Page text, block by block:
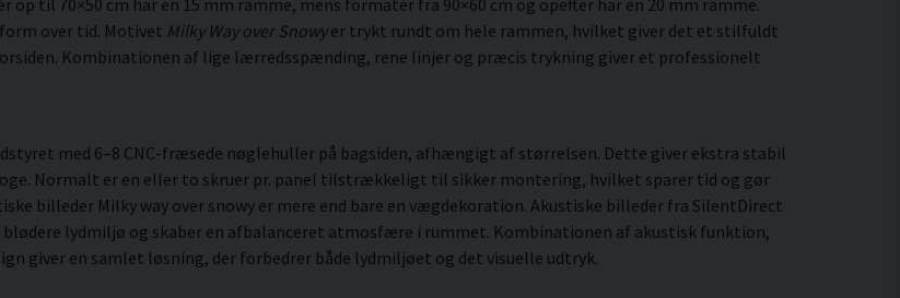
over tid. Motivet Milky Way over Snowyer trykt rundt om hele rammen, hvilket giver det et stilfuldt
Kombinationen af lige lærredsspænding, rene linjer og præcis trykning giver et professionelt
med 6–8 CNC-fræsede nøglehuller på bagsiden, afhængigt af størrelsen. Dette giver ekstra stabil
Normalt er en eller to skruer pr. panel tilstrækkeligt til sikker montering, hvilket sparer tid og gør
billeder Milky way over snowy er mere end bare en vægdekoration. Akustiske billeder fra SilentDirect
lydmiljø og skaber en afbalanceret atmosfære i rummet. Kombinationen af akustisk funktion,
giver en samlet løsning, der forbedrer både lydmiljøet og det visuelle udtryk.